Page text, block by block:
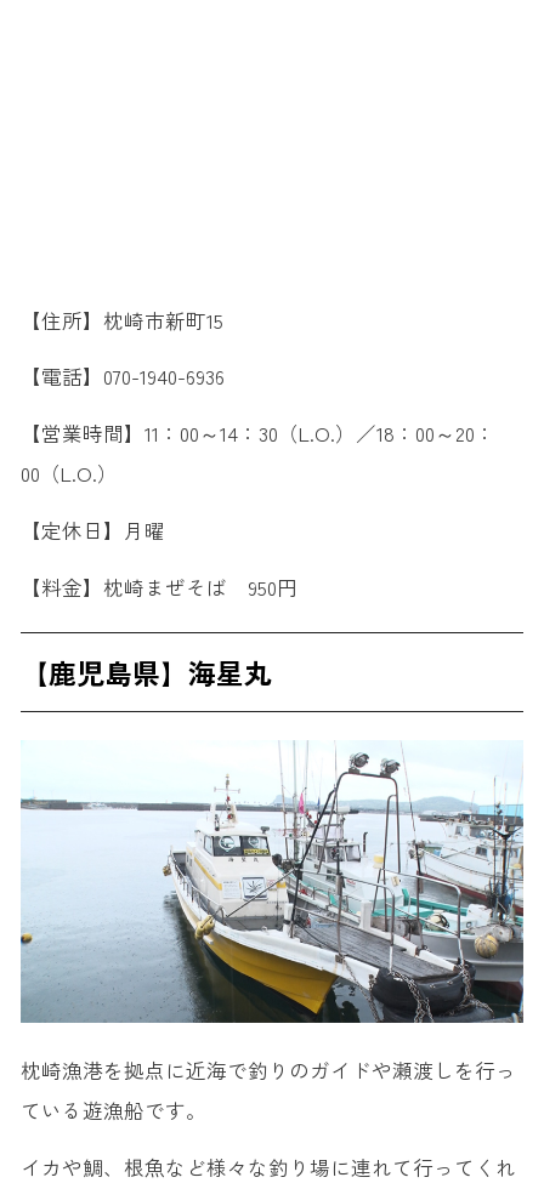
【住所】枕崎市新町15
【電話】070-1940-6936
【営業時間】11：00～14：30（L.O.）／18：00～20：
00（L.O.）
【定休日】月曜
【料金】枕崎まぜそば 950円
【鹿児島県】海星丸
枕崎漁港を拠点に近海で釣りのガイドや瀬渡しを行っ
ている遊漁船です。
イカや鯛、根魚など様々な釣り場に連れて行ってくれ